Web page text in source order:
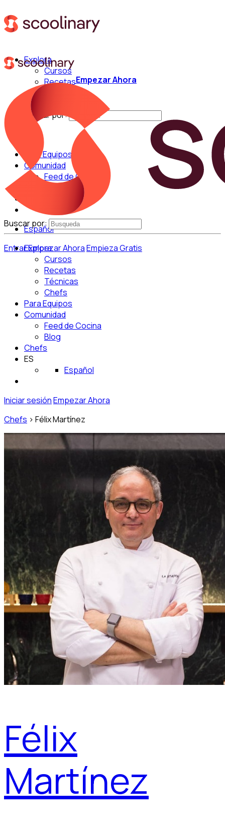
Explora
Cursos
Recetas
Buscar por:
Para Equipos
Comunidad
Feed de Cocina
Español
EntrarEmpezar AhoraEmpieza Gratis
Empezar Ahora
Buscar por:
Explora
Cursos
Recetas
Técnicas
Chefs
Para Equipos
Comunidad
Feed de Cocina
Blog
Chefs
ES
Español
Iniciar sesiónEmpezar Ahora
Chefs > Félix Martínez
Félix
Martínez